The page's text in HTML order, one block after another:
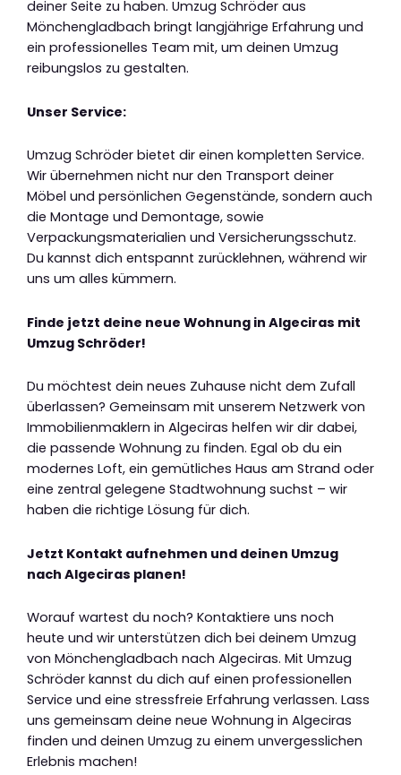
deiner Seite zu haben. Umzug Schröder aus
Mönchengladbach bringt langjährige Erfahrung und
ein professionelles Team mit, um deinen Umzug
reibungslos zu gestalten.
Unser Service:
Umzug Schröder bietet dir einen kompletten Service.
Wir übernehmen nicht nur den Transport deiner
Möbel und persönlichen Gegenstände, sondern auch
die Montage und Demontage, sowie
Verpackungsmaterialien und Versicherungsschutz.
Du kannst dich entspannt zurücklehnen, während wir
uns um alles kümmern.
Finde jetzt deine neue Wohnung in Algeciras mit
Umzug Schröder!
Du möchtest dein neues Zuhause nicht dem Zufall
überlassen? Gemeinsam mit unserem Netzwerk von
Immobilienmaklern in Algeciras helfen wir dir dabei,
die passende Wohnung zu finden. Egal ob du ein
modernes Loft, ein gemütliches Haus am Strand oder
eine zentral gelegene Stadtwohnung suchst – wir
haben die richtige Lösung für dich.
Jetzt Kontakt aufnehmen und deinen Umzug
nach Algeciras planen!
Worauf wartest du noch? Kontaktiere uns noch
heute und wir unterstützen dich bei deinem Umzug
von Mönchengladbach nach Algeciras. Mit Umzug
Schröder kannst du dich auf einen professionellen
Service und eine stressfreie Erfahrung verlassen. Lass
uns gemeinsam deine neue Wohnung in Algeciras
finden und deinen Umzug zu einem unvergesslichen
Erlebnis machen!